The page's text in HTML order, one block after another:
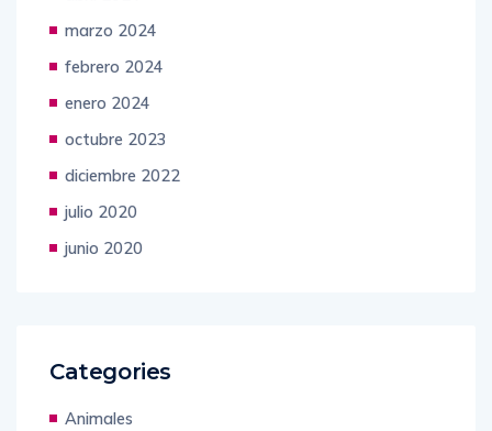
marzo 2024
febrero 2024
enero 2024
octubre 2023
diciembre 2022
julio 2020
junio 2020
Categories
Animales